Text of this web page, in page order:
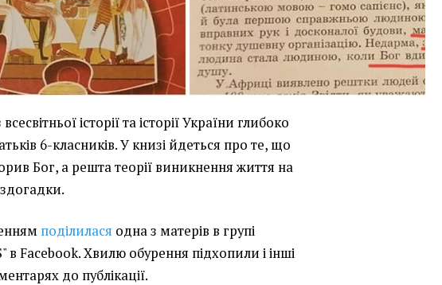
історії та історії України глибоко
6-класників. У книзі йдеться про те, що
Бог, а решта теорії виникнення життя на
поділилася одна з матерів в групі
в Facebook. Хвилю обурення підхопили і інші
до публікації.